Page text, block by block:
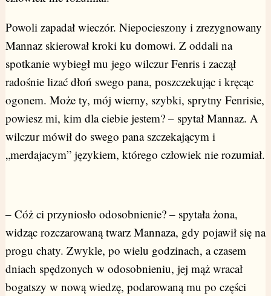
Powoli zapadał wieczór. Niepocieszony i zrezygnowany
Mannaz skierował kroki ku domowi. Z oddali na
spotkanie wybiegł mu jego wilczur Fenris i zaczął
radośnie lizać dłoń swego pana, poszczekując i kręcąc
ogonem. Może ty, mój wierny, szybki, sprytny Fenrisie,
powiesz mi, kim dla ciebie jestem? – spytał Mannaz. A
wilczur mówił do swego pana szczekającym i
„merdajacym” językiem, którego człowiek nie rozumiał.
– Cóż ci przyniosło odosobnienie? – spytała żona,
widząc rozczarowaną twarz Mannaza, gdy pojawił się na
progu chaty. Zwykle, po wielu godzinach, a czasem
dniach spędzonych w odosobnieniu, jej mąż wracał
bogatszy w nową wiedzę, podarowaną mu po części